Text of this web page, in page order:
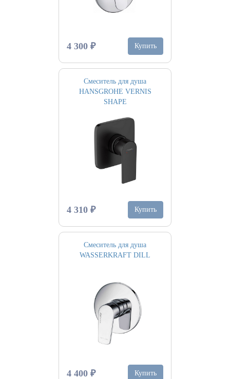
4 300 ₽ Купить
Смеситель для душа
HANSGROHE VERNIS
SHAPE
4 310 ₽ Купить
Смеситель для душа
WASSERKRAFT DILL
4 400 ₽ Купить